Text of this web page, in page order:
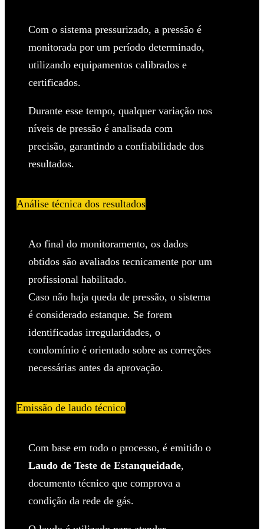
Com o sistema pressurizado, a pressão é
monitorada por um período determinado,
utilizando equipamentos calibrados e
certificados.
Durante esse tempo, qualquer variação nos
níveis de pressão é analisada com
precisão, garantindo a confiabilidade dos
resultados.
Análise técnica dos resultados
Ao final do monitoramento, os dados
obtidos são avaliados tecnicamente por um
profissional habilitado.
Caso não haja queda de pressão, o sistema
é considerado estanque. Se forem
identificadas irregularidades, o
condomínio é orientado sobre as correções
necessárias antes da aprovação.
Emissão de laudo técnico
Com base em todo o processo, é emitido o
Laudo de Teste de Estanqueidade,
documento técnico que comprova a
condição da rede de gás.